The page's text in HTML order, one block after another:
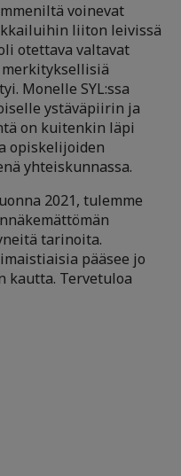
voinevat
liiton leivissä
otettava valtavat
Monelle SYL:ssa
ystäväpiirin ja
on kuitenkin läpi
opiskelijoiden
yhteiskunnassa.
2021, tulemme
tarinoita.
pääsee jo
kautta. Tervetuloa